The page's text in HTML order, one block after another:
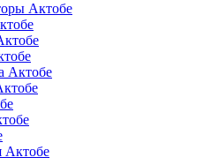
Актобе
Актобе
Актобе